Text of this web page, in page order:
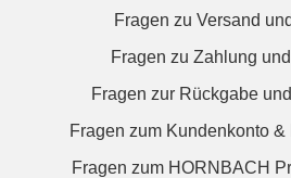
Fragen zu Versand
Fragen zu Zahlung
Fragen zur Rückgabe
Fragen zum Kundenkonto
Fragen zum HORNBACH